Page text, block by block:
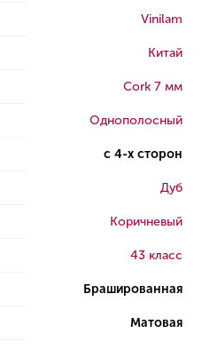
Vinilam
Китай
Cork 7 мм
Однополосный
с 4-х сторон
Дуб
Коричневый
43 класс
Брашированная
Матовая